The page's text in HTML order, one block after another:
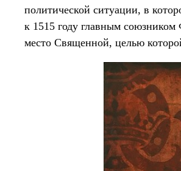
политической ситуации, в
к 1515 году главным
место Священной, целью